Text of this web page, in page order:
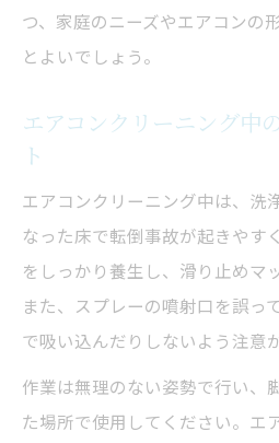
つ、家庭のニーズやエアコンの
とよいでしょう。
エアコンクリーニング中
ト
エアコンクリーニング中は、洗
なった床で転倒事故が起きやす
をしっかり養生し、滑り止めマ
また、スプレーの噴射口を誤っ
で吸い込んだりしないよう注意
作業は無理のない姿勢で行い、
た場所で使用してください。エ